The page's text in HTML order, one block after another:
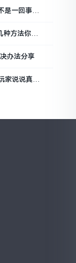
是一回事？
种方法你得
办法分享
家说说真实